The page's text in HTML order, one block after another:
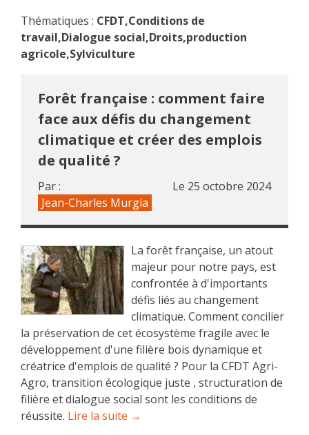
Thématiques : CFDT,Conditions de
travail,Dialogue social,Droits,production
agricole,Sylviculture
Forêt française : comment faire
face aux défis du changement
climatique et créer des emplois
de qualité ?
Le 25 octobre 2024
Par :
Jean-Charles Murgia
La forêt française, un atout
majeur pour notre pays, est
confrontée à d'importants
défis liés au changement
climatique. Comment concilier
la préservation de cet écosystème fragile avec le
développement d'une filière bois dynamique et
créatrice d'emplois de qualité ? Pour la CFDT Agri-
Agro, transition écologique juste , structuration de
filière et dialogue social sont les conditions de
réussite. Lire la suite →